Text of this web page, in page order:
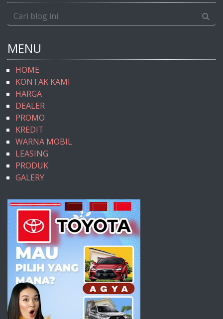
MENU
HOME
KONTAK KAMI
HARGA
DEALER
PROMO
KREDIT
WARNA MOBIL
LEASING
PRODUK
GALERY